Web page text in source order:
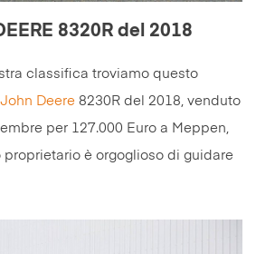
8320R del 2018
classifica troviamo questo
John Deere 8230R del 2018, venduto
per 127.000 Euro a Meppen,
proprietario è orgoglioso di guidare